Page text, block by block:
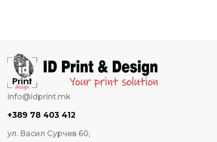
info@idprint.mk
+389 78 403 412
ул. Васил Сурчев 60,